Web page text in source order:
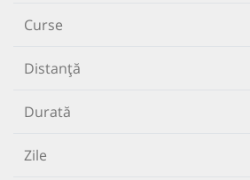
Curse
Distanță
Durată
Zile